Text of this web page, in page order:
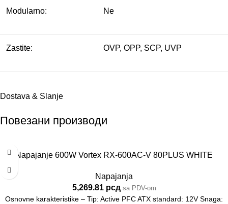
Modularno: Ne
Zastite: OVP, OPP, SCP, UVP
Dostava & Slanje
Повезани производи
Napajanje 600W Vortex RX-600AC-V 80PLUS WHITE
Napajanja
5,269.81 рсд sa PDV-om
Osnovne karakteristike – Tip: Active PFC ATX standard: 12V Snaga: